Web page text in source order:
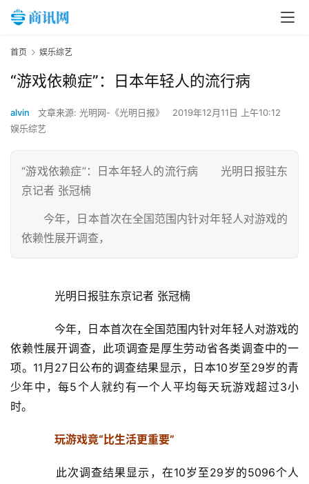
首页 娱乐综艺
“游戏依赖症”：日本年轻人的流行病
alvin 文章来源: 光明网-《光明日报》
2019年12月11日 上午10:12
娱乐综艺
“游戏依赖症”：日本年轻人的流行病 光明日报驻东
京记者 张冠楠
今年，日本首次在全国范围内针对年轻人对游戏的
依赖性展开调查，
光明日报驻东京记者 张冠楠
今年，日本首次在全国范围内针对年轻人对游戏的
依赖性展开调查，此项调查是厚生劳动省各类调查中的一
项。11月27日公布的调查结果显示，日本10岁至29岁的青
少年中，每5个人就约有一个人平均每天玩游戏超过3小
时。
玩游戏竟“比生活更重要”
此次调查结果显示，在10岁至29岁的5096个人